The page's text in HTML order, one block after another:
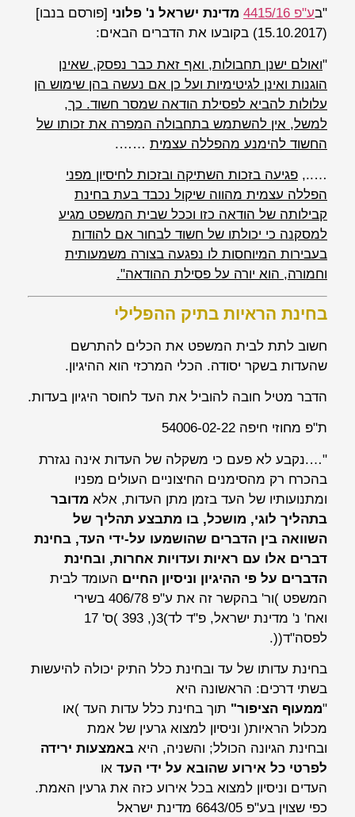
"בע"פ 4415/16 מדינת ישראל נ' פלוני [פורסם בנבו]
(15.10.2017) בקובעו את הדברים הבאים:
"ואולם ישנן תחבולות, ואף זאת כבר נפסק, שאינן
הוגנות ואינן לגיטימיות ועל כן אם נעשה בהן שימוש הן
עלולות להביא לפסילת הודאה שמסר חשוד. כך,
למשל, אין להשתמש בתחבולה המפרה את זכותו של
החשוד להימנע מהפללה עצמית …….
….., פגיעה בזכות השתיקה ובזכות לחיסיון מפני
הפללה עצמית מהווה שיקול נכבד בעת בחינת
קבילותה של הודאה כזו וככל שבית המשפט מגיע
למסקנה כי יכולתו של חשוד לבחור אם להודות
בעבירות המיוחסות לו נפגעה בצורה משמעותית
וחמורה, הוא יורה על פסילת ההודאה".
בחינת הראיות בתיק ההפלילי
חשוב לתת לבית המשפט את הכלים להתרשם
שהעדות בשקר יסודה. הכלי המרכזי הוא ההיגיון.
הדבר מטיל חובה להוביל את העד לחוסר היגיון בעדות.
ת"פ מחוזי חיפה 54006-02-22
"….נקבע לא פעם כי משקלה של העדות אינה נגזרת
בהכרח רק מהסימנים החיצוניים העולים מפניו
ומתנועותיו של העד בזמן מתן העדות, אלא מדובר
בתהליך לוגי, מושכל, בו מתבצע תהליך של
השוואה בין הדברים שהושמעו על-ידי העד, בחינת
דברים אלו עם ראיות ועדויות אחרות, ובחינת
הדברים על פי ההיגיון וניסיון החיים העומד לבית
המשפט )ור' בהקשר זה את ע"פ 406/78 בשירי
ואח' נ' מדינת ישראל, פ"ד לד)3(, 393 )ס' 17
לפסה"ד((.
בחינת עדותו של עד ובחינת כלל התיק יכולה להיעשות
בשתי דרכים: הראשונה היא
"ממעוף הציפור" תוך בחינת כלל עדות העד )או
מכלול הראיות( וניסיון למצוא גרעין של אמת
ובחינת הגיונה הכולל; והשניה, היא באמצעות ירידה
לפרטי כל אירוע שהובא על ידי העד או
העדים וניסיון למצוא בכל אירוע כזה את גרעין האמת.
כפי שצוין בע"פ 6643/05 מדינת ישראל